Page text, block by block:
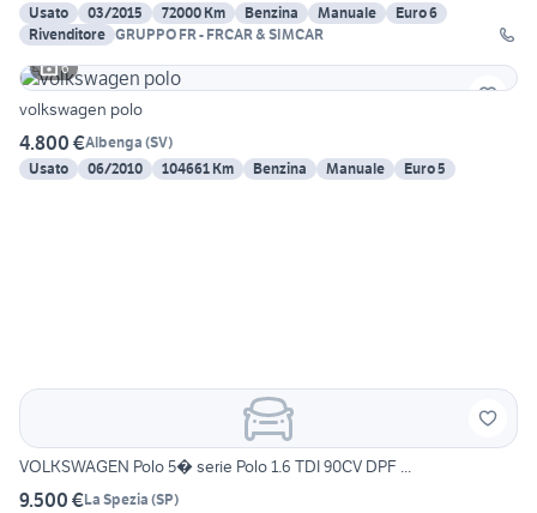
Usato
03/2015 72000 Km Benzina Manuale
Euro 6
Rivenditore GRUPPO FR - FRCAR & SIMCAR
6
volkswagen polo
4.800 €Albenga (SV)
Usato
06/2010 104661 Km Benzina Manuale Euro 5
VOLKSWAGEN Polo 5� serie Polo 1.6 TDI 90CV DPF ...
9.500 €La Spezia (SP)